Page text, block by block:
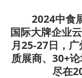
2024中食
国际大牌企业
月25-27日，
质展商、30+
尽在